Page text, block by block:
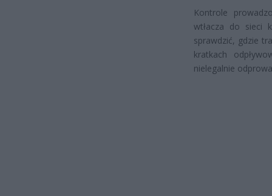
Kontrole
wtłacza do sieci
sprawdzić, gdzie
kratkach
nielegalnie